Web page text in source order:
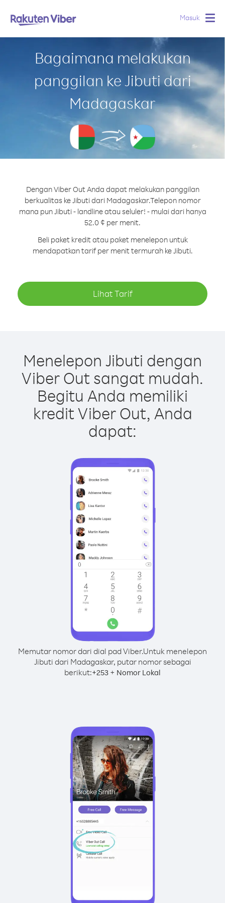
Masuk
Bagaimana melakukan
panggilan ke Jibuti dari
Madagaskar
Dengan Viber Out Anda dapat melakukan panggilan
berkualitas ke Jibuti dari Madagaskar.Telepon nomor
mana pun Jibuti - landline atau seluler! - mulai dari hanya
52.0 ¢ per menit.
Beli paket kredit atau paket menelepon untuk
mendapatkan tarif per menit termurah ke Jibuti.
Lihat Tarif
Menelepon Jibuti dengan
Viber Out sangat mudah.
Begitu Anda memiliki
kredit Viber Out, Anda
dapat:
Memutar nomor dari dial pad Viber.Untuk menelepon
Jibuti dari Madagaskar, putar nomor sebagai
berikut:+253 + Nomor Lokal